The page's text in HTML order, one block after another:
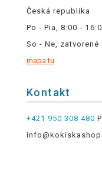
Česká republika
Po - Pia, 8:00 -
So - Ne, zatvorené
mapa tu
Kontakt
+421 950 308 480